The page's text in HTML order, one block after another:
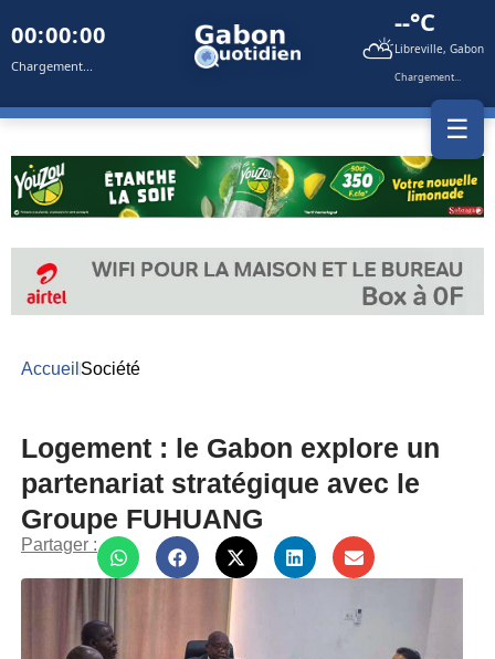
00:00:00
Chargement... ⛅
--°C
Libreville, Gabon
Chargement...
☰
Accueil Société
Logement : le Gabon explore un
partenariat stratégique avec le
Groupe FUHUANG
Partager :